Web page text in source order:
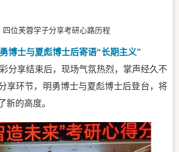
四位芙蓉学子分享考研心路历程
博士与夏彪博士后寄语“长期主义”
分享结束后，现场气氛热烈，掌声经久不
享环节，明勇博士与夏彪博士后登台，将
新的高度。